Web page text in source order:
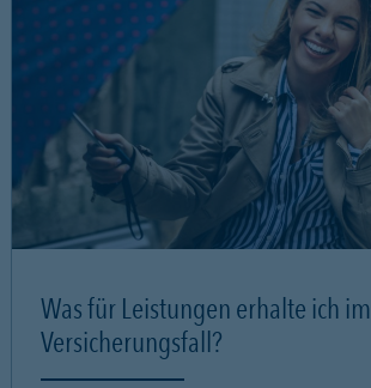
Was für Leistungen erhalte ich im
Versicherungsfall?